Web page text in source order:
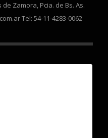
de Zamora, Pcia. de Bs. As.
Tel: 54-11-4283-0062